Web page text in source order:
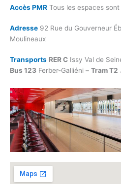
Accès PMR Tous les espaces
Adresse 92 Rue du Gouverneur
Moulineaux
Transports RER C Issy Val de
Bus 123 Ferber-Galliéni – Tram T2